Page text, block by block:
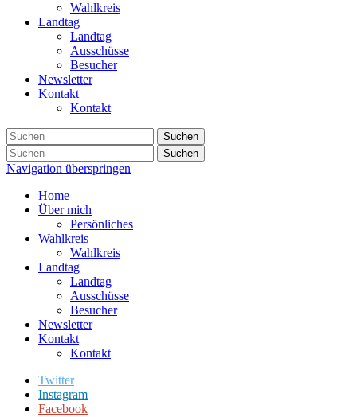
Wahlkreis
Landtag
Landtag
Ausschüsse
Besucher
Newsletter
Kontakt
Kontakt
Suchen
Suchen
Navigation überspringen
Home
Über mich
Persönliches
Wahlkreis
Wahlkreis
Landtag
Landtag
Ausschüsse
Besucher
Newsletter
Kontakt
Kontakt
Twitter
Instagram
Facebook